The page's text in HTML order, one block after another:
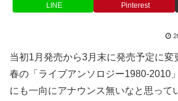
LINE Pinterest
当初1月発売から3月末に発売予定に変
春の「ライブアンソロジー1980-2010
にも一向にアナウンス無いなと思って